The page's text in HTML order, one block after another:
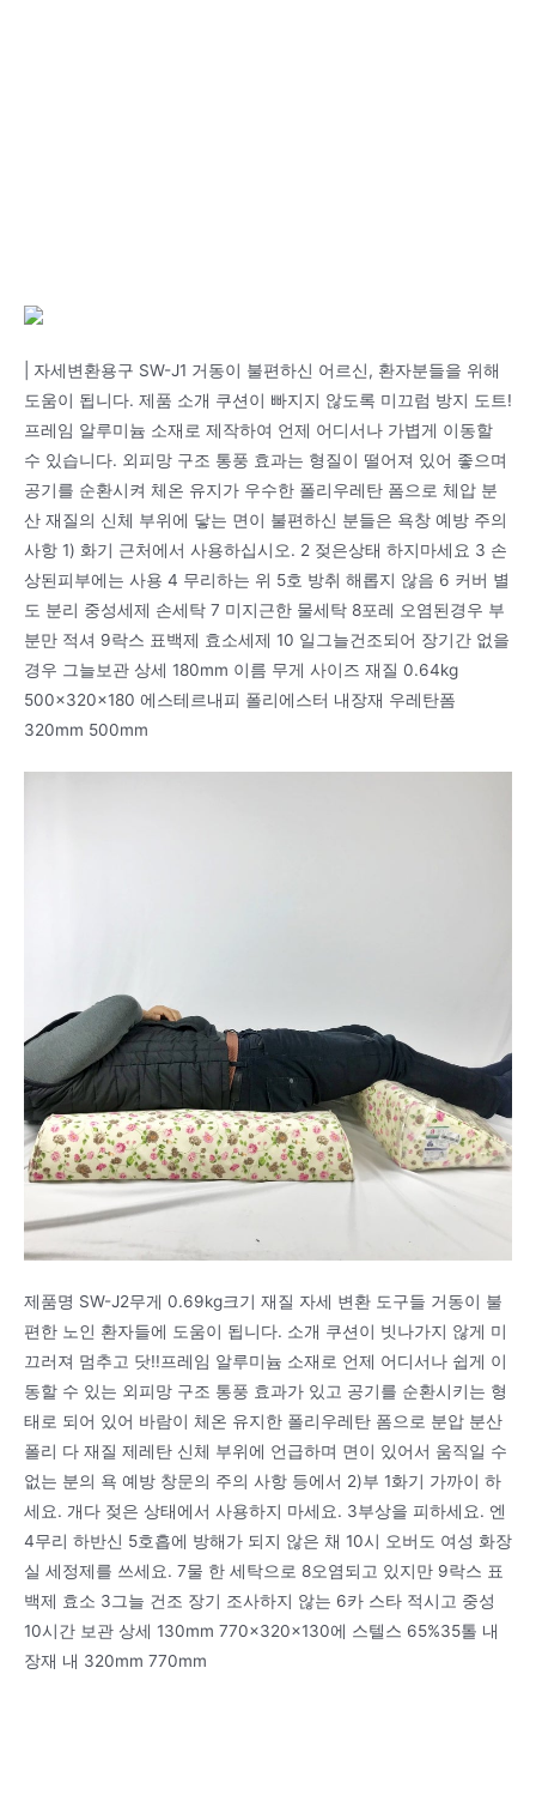
| 자세변환용구 SW-J1 거동이 불편하신 어르신, 환자분들을 위해
도움이 됩니다. 제품 소개 쿠션이 빠지지 않도록 미끄럼 방지 도트!
프레임 알루미늄 소재로 제작하여 언제 어디서나 가볍게 이동할
수 있습니다. 외피망 구조 통풍 효과는 형질이 떨어져 있어 좋으며
공기를 순환시켜 체온 유지가 우수한 폴리우레탄 폼으로 체압 분
산 재질의 신체 부위에 닿는 면이 불편하신 분들은 욕창 예방 주의
사항 1) 화기 근처에서 사용하십시오. 2 젖은상태 하지마세요 3 손
상된피부에는 사용 4 무리하는 위 5호 방취 해롭지 않음 6 커버 별
도 분리 중성세제 손세탁 7 미지근한 물세탁 8포레 오염된경우 부
분만 적셔 9락스 표백제 효소세제 10 일그늘건조되어 장기간 없을
경우 그늘보관 상세 180mm 이름 무게 사이즈 재질 0.64kg
500x320x180 에스테르내피 폴리에스터 내장재 우레탄폼
320mm 500mm
제품명 SW-J2무게 0.69kg크기 재질 자세 변환 도구들 거동이 불
편한 노인 환자들에 도움이 됩니다. 소개 쿠션이 빗나가지 않게 미
끄러져 멈추고 닷!!프레임 알루미늄 소재로 언제 어디서나 쉽게 이
동할 수 있는 외피망 구조 통풍 효과가 있고 공기를 순환시키는 형
태로 되어 있어 바람이 체온 유지한 폴리우레탄 폼으로 분압 분산
폴리 다 재질 제레탄 신체 부위에 언급하며 면이 있어서 움직일 수
없는 분의 욕 예방 창문의 주의 사항 등에서 2)부 1화기 가까이 하
세요. 개다 젖은 상태에서 사용하지 마세요. 3부상을 피하세요. 엔
4무리 하반신 5호흡에 방해가 되지 않은 채 10시 오버도 여성 화장
실 세정제를 쓰세요. 7물 한 세탁으로 8오염되고 있지만 9락스 표
백제 효소 3그늘 건조 장기 조사하지 않는 6카 스타 적시고 중성
10시간 보관 상세 130mm 770x320x130에 스텔스 65%35톨 내
장재 내 320mm 770mm